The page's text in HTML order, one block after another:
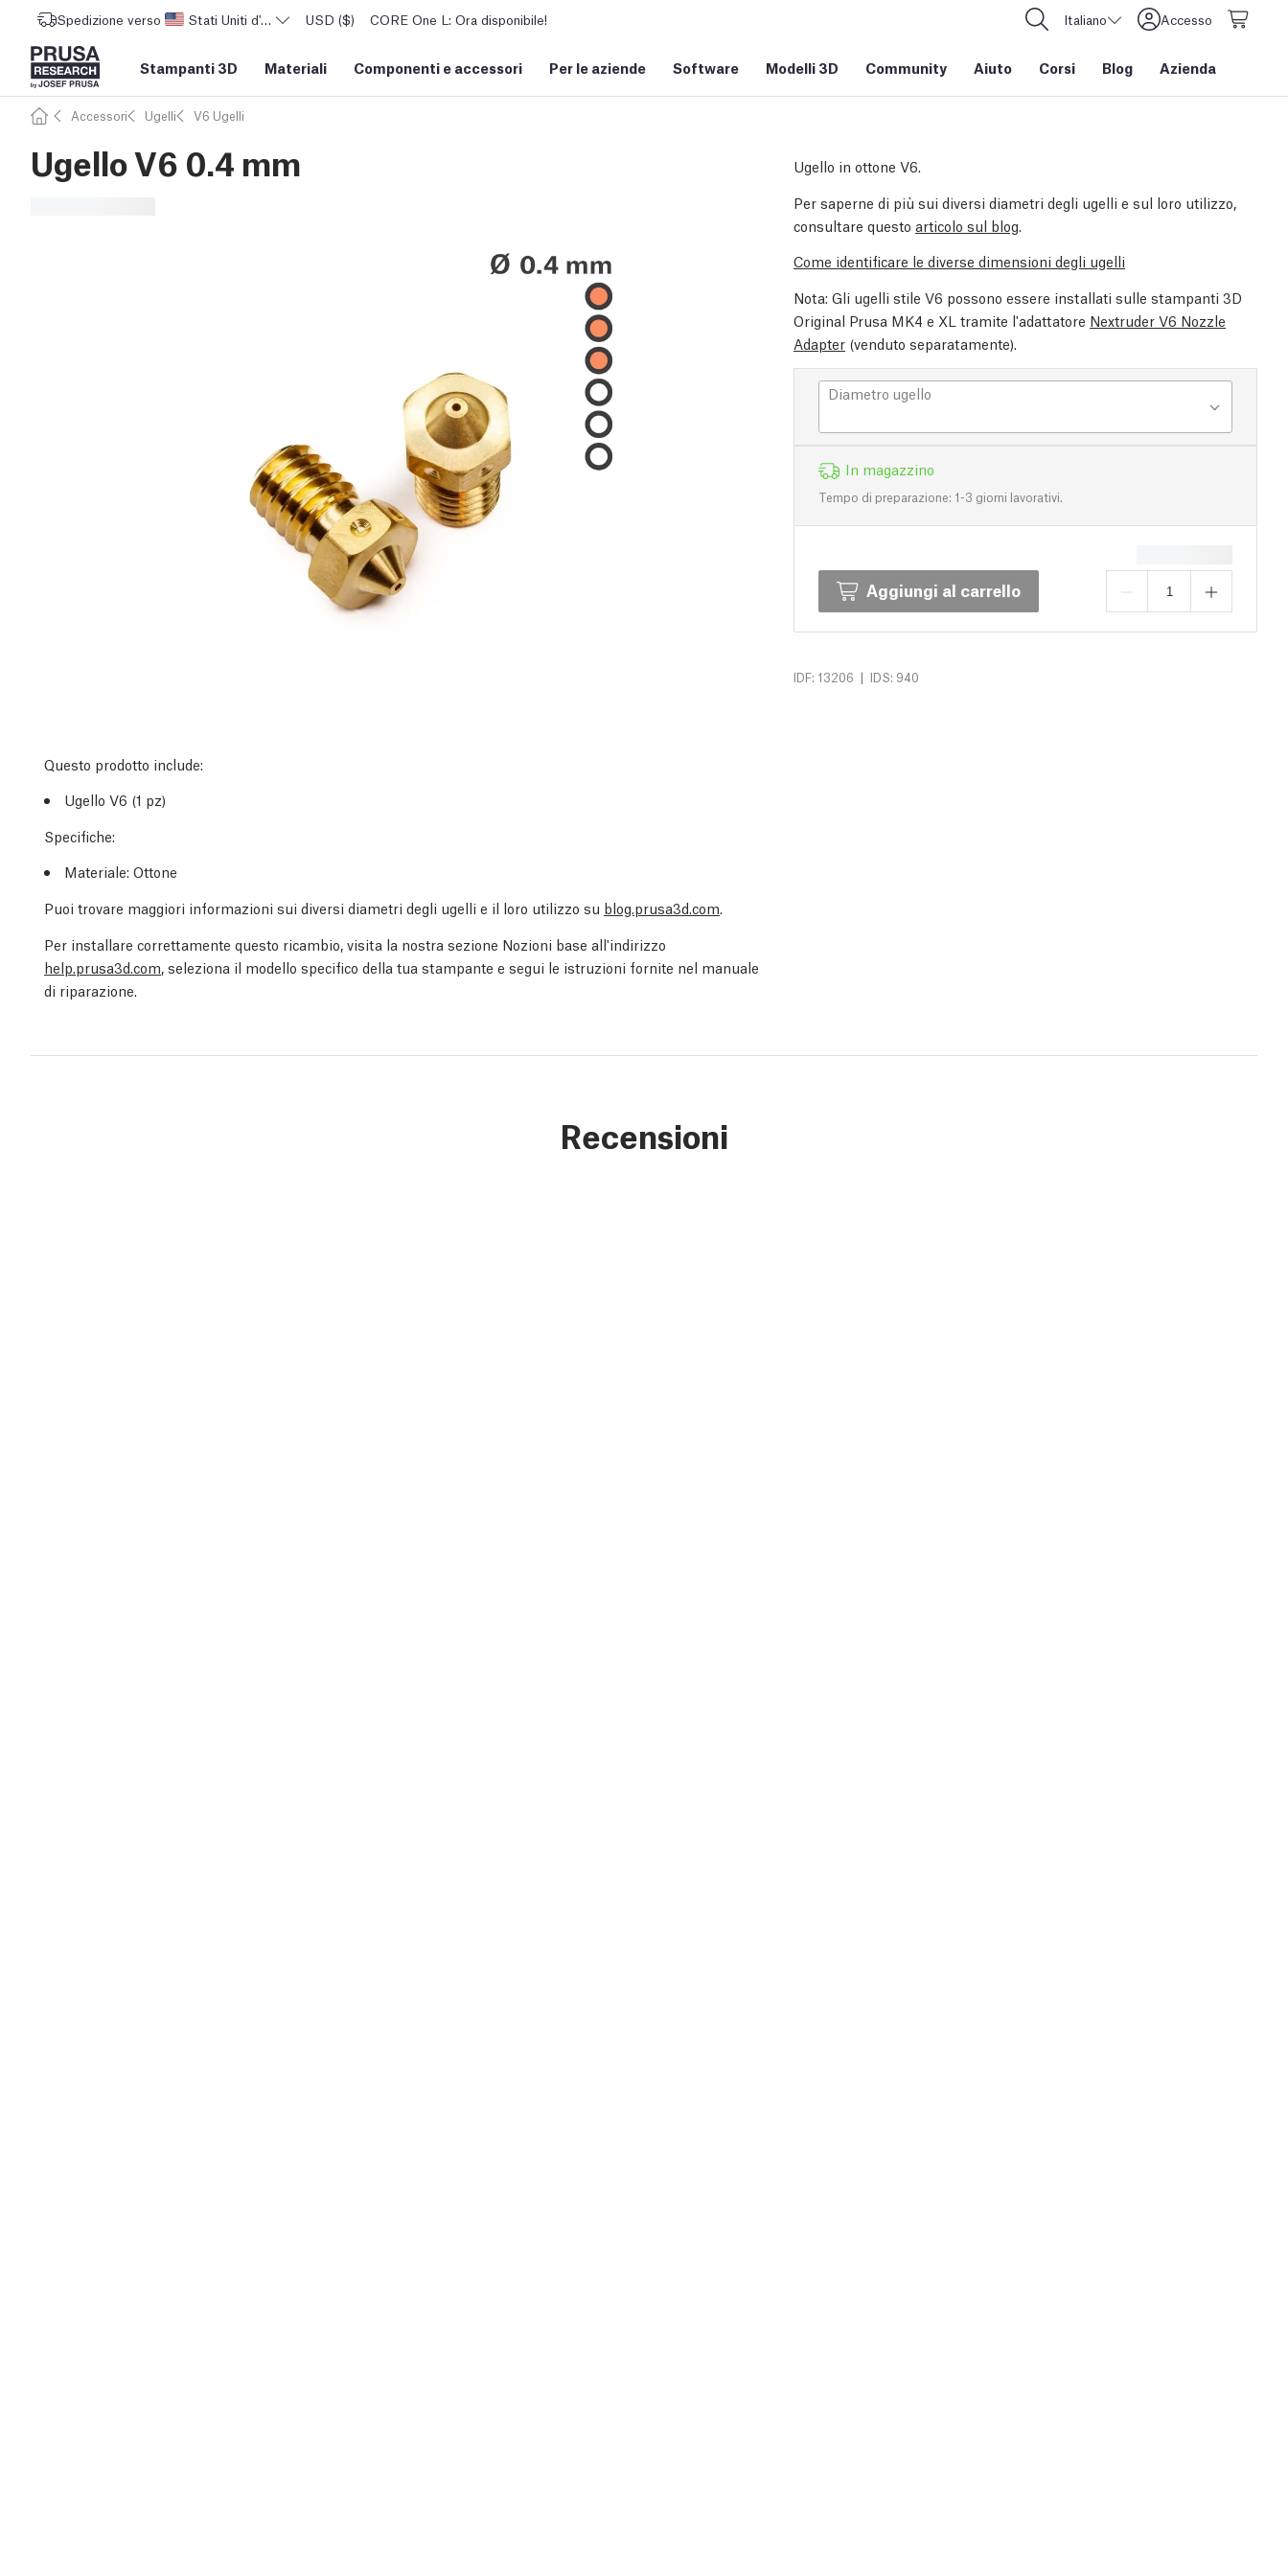
Spedizione verso Stati Uniti d'AmericaUSD ($) CORE One L: Ora disponibile! Italiano Accesso
Stampanti 3D Materiali Componenti e accessori Per le aziende Software Modelli 3D Community Aiuto Corsi Blog Azienda
Accessori Ugelli V6 Ugelli
Ugello V6 0.4 mm
Ugello in ottone V6.
Per saperne di più sui diversi diametri degli ugelli e sul loro utilizzo,
consultare questo articolo sul blog.
Come identificare le diverse dimensioni degli ugelli
Nota: Gli ugelli stile V6 possono essere installati sulle stampanti 3D
Original Prusa MK4 e XL tramite l'adattatore Nextruder V6 Nozzle
Adapter (venduto separatamente).
Diametro ugello
In magazzino
Tempo di preparazione: 1-3 giorni lavorativi.
Aggiungi al carrello
IDF: 13206 | IDS: 940
Questo prodotto include:
Ugello V6 (1 pz)
Specifiche:
Materiale: Ottone
Puoi trovare maggiori informazioni sui diversi diametri degli ugelli e il loro utilizzo su blog.prusa3d.com.
Per installare correttamente questo ricambio, visita la nostra sezione Nozioni base all'indirizzo
help.prusa3d.com, seleziona il modello specifico della tua stampante e segui le istruzioni fornite nel manuale
di riparazione.
Recensioni